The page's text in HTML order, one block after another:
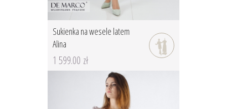
Sukienka na wesele latem
Alina
1 599.00 zł